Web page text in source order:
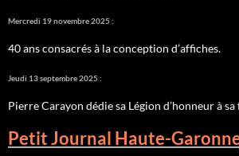
Mercredi 19 novembre 2025 :
40 ans consacrés à la conception d’affiches.
Jeudi 13 septembre 2025 :
Pierre Carayon dédie sa Légion d’honneur à
Petit Journal Haute-